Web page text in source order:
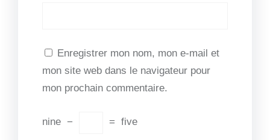
Enregistrer mon nom, mon e-mail et
mon site web dans le navigateur pour
mon prochain commentaire.
nine − = five